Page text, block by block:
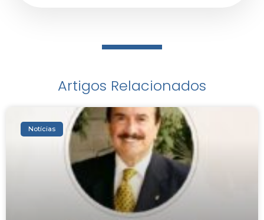
Artigos Relacionados
Notícias